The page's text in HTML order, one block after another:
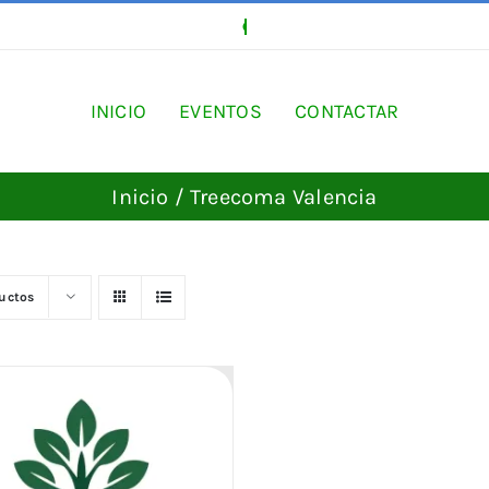
INICIO EVENTOS CONTACTAR
Inicio Treecoma Valencia